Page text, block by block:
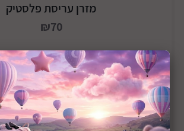
מזרן עריסת פלסטיק
₪70